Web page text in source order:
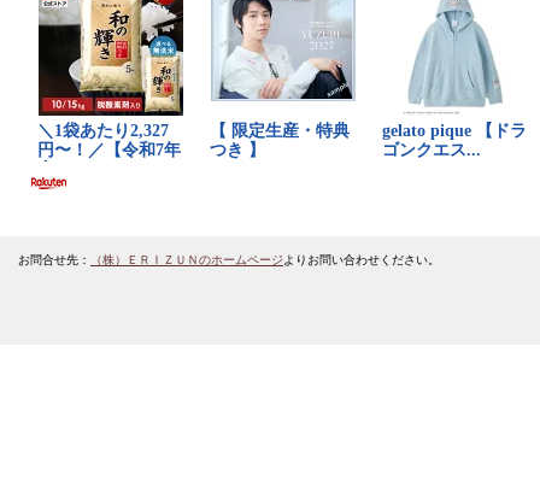
お問合せ先： （株）ＥＲＩＺＵＮのホームページよりお問い合わせください。